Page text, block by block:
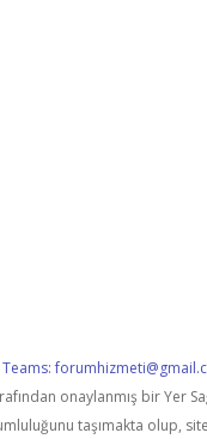
Teams:
onaylanmış bir
taşımakta olup,